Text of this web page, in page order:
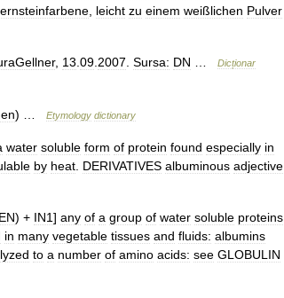
leicht zu einem weißlichen Pulver
, 13 09 2007 Sursa: DN
Dicționar
) … Etymology dictionary
water soluble form of protein found especially in
by heat DERIVATIVES albuminous adjective
EN) + IN1] any of a group of water soluble proteins
in many vegetable tissues and fluids: albumins
to a number of amino acids: see GLOBULIN